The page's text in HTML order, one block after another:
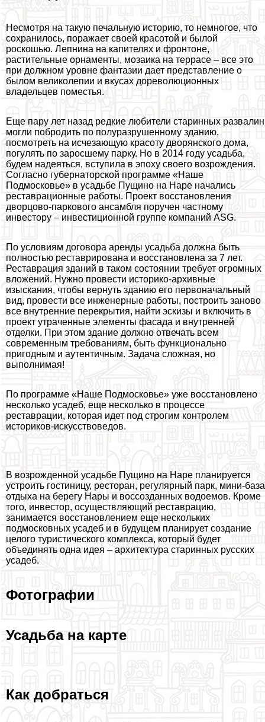
Несмотря на такую печальную историю, то немногое, что
сохранилось, поражает своей красотой и былой
роскошью. Лепнина на капителях и фронтоне,
растительные орнаменты, мозаика на террасе – все это
при должном уровне фантазии дает представление о
былом великолепии и вкусах дореволюционных
владельцев поместья.
Еще пару лет назад редкие любители старинных развалин
могли побродить по полуразрушенному зданию,
посмотреть на исчезающую красоту дворянского дома,
погулять по заросшему парку. Но в 2014 году усадьба,
будем надеяться, вступила в эпоху своего возрождения.
Согласно губернаторской программе «Наше
Подмосковье» в усадьбе Пущино на Наре начались
реставрационные работы. Проект восстановления
дворцово-паркового ансамбля поручен частному
инвестору – инвестиционной группе компаний ASG.
По условиям договора аренды усадьба должна быть
полностью реставрирована и восстановлена за 7 лет.
Реставрация зданий в таком состоянии требует огромных
вложений. Нужно провести историко-архивные
изыскания, чтобы вернуть зданию его первоначальный
вид, провести все инженерные работы, построить заново
все внутренние перекрытия, найти эскизы и включить в
проект утраченные элементы фасада и внутренней
отделки. При этом здание должно отвечать всем
современным требованиям, быть функционально
пригодным и аутентичным. Задача сложная, но
выполнимая!
По программе «Наше Подмосковье» уже восстановлено
несколько усадеб, еще несколько в процессе
реставрации, которая идет под строгим контролем
историков-искусствоведов.
В возрожденной усадьбе Пущино на Наре планируется
устроить гостиницу, ресторан, регулярный парк, мини-база
отдыха на берегу Нары и воссозданных водоемов. Кроме
того, инвестор, осуществляющий реставрацию,
занимается восстановлением еще нескольких
подмосковных усадеб и в будущем планирует создание
целого туристического комплекса, который будет
объединять одна идея – архитектура старинных русских
усадеб.
Фотографии
Усадьба на карте
Как добраться